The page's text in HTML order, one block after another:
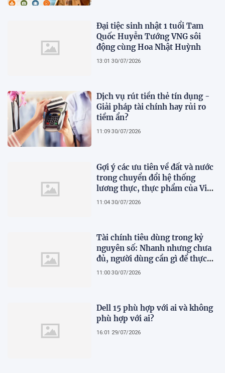
Đại tiệc sinh nhật 1 tuổi Tam
Quốc Huyễn Tướng VNG sôi
động cùng Hoa Nhật Huỳnh
13:01 30/07/2026
Dịch vụ rút tiền thẻ tín dụng -
Giải pháp tài chính hay rủi ro
tiềm ẩn?
11:09 30/07/2026
Gợi ý các ưu tiên về đất và nước
trong chuyển đổi hệ thống
lương thực, thực phẩm của Việt
Nam theo FAO Roadmap
11:04 30/07/2026
Tài chính tiêu dùng trong kỷ
nguyên số: Nhanh nhưng chưa
đủ, người dùng cần gì để thực
sự an tâm?
11:00 30/07/2026
Dell 15 phù hợp với ai và không
phù hợp với ai?
16:01 29/07/2026